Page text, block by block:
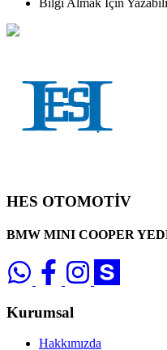
HES OTOMOTİV
BMW MINI COOPER
Kurumsal
Hakkımızda